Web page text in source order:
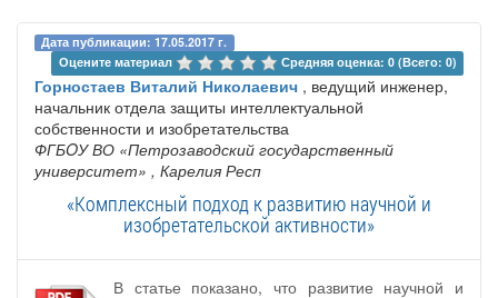
Дата публикации: 17.05.2017 г.
Оцените материал
Средняя оценка: 0 (Всего: 0)
Горностаев Виталий Николаевич , ведущий инженер,
начальник отдела защиты интеллектуальной
собственности и изобретательства
ФГБOУ ВО «Петрозаводский государственный
университет» , Карелия Респ
«Комплексный подход к развитию научной и
изобретательской активности»
В статье показано, что развитие научной и